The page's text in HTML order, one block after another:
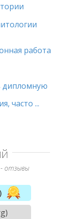
работа
дипломную
часто ...
- отзывы